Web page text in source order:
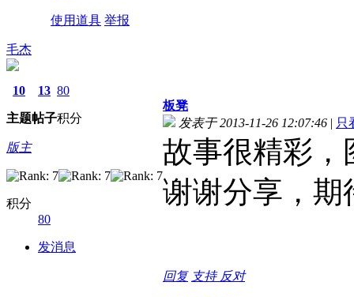
使用道具 举报
毛杰
10
主题
13
帖子
80
积分
版主
积分
80
发消息
板凳
发表于 2013-11-26 12:07:46 | 只
故事很精彩，
谢谢分享，期
回复 支持 反对